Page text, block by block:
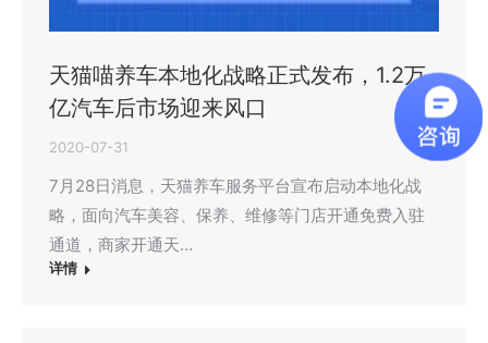
天猫喵养车本地化战略正式发布，1.2万
亿汽车后市场迎来风口
2020-07-31
7月28日消息，天猫养车服务平台宣布启动本地化战
略，面向汽车美容、保养、维修等门店开通免费入驻
通道，商家开通天…
详情